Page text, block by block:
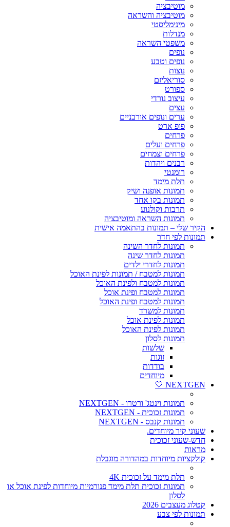
מוטיבציה
מוטיבציה והשראה
מינימליסטי
מנדלות
משפטי השראה
נופים
נופים וטבע
נוצות
סוריאליזם
ספורט
עיצוב נורדי
עצים
ערים ונופים אורבניים
פופ ארט
פרחים
פרחים ועלים
פרחים וצמחים
רבנים ויהדות
רומנטי
תלת מימד
תמונות אופנה ושיק
תמונות בקו אחד
תרבות וקולנוע
תמונות השראה ומוטיבציה
הקיר שלי – תמונות בהתאמה אישית
תמונות לפי חדר
תמונות לחדר השינה
תמונות לחדר שינה
תמונות לחדרי ילדים
תמונות למטבח / תמונות לפינת האוכל
תמונות למטבח ולפינת האוכל
תמונות למטבח ופינת אוכל
תמונות למטבח ופינת האוכל
תמונות למשרד
תמונות לפינת אוכל
תמונות לפינת האוכל
תמונות לסלון
שלשות
זוגות
בודדות
מיוחדים
NEXTGEN 🤍
תמונות וינטג' ורטרו - NEXTGEN
תמונות זכוכית - NEXTGEN
תמונות קנבס - NEXTGEN
שעוני קיר מיוחדים.
חדש-שעוני זכוכית
מראות
קולקציות מיוחדות במהדורה מוגבלת
תלת מימד על זכוכית 4K
תמונות זכוכית תלת מימד פנורמיות מיוחדות לפינת אוכל או
לסלון
קטלוג מעצבים 2026
תמונות לפי צבע